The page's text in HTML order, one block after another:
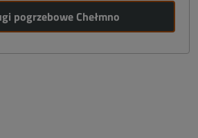
pogrzebowe Chełmno